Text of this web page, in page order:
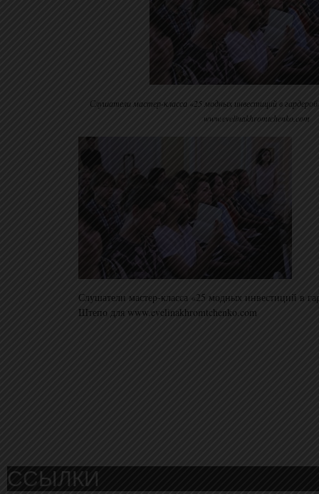
Слушатели мастер-класса «25 модных инвестиций в
www.evelinakhromtchenko.com
Слушатели мастер-класса «25 модных инвестиций в
Штепо для www.evelinakhromtchenko.com
ССЫЛКИ